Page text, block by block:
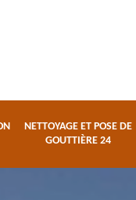
NETTOYAGE ET POSE DE
GOUTTIÈRE 24